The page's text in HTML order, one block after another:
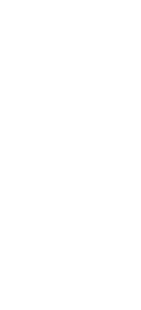
Enrichissez votre
Alimentez vos